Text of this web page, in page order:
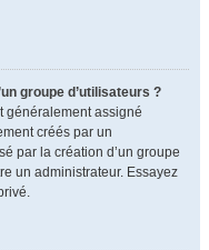
groupe d’utilisateurs ?
généralement assigné
créés par un
par la création d’un groupe
un administrateur. Essayez